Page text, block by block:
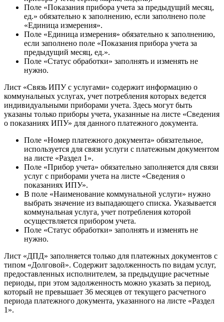
Поле «Показания прибора учета за предыдущий месяц,
ед.» обязательно к заполнению, если заполнено поле
«Единица измерения».
Поле «Единица измерения» обязательно к заполнению,
если заполнено поле «Показания прибора учета за
предыдущий месяц, ед.».
Поле «Статус обработки» заполнять и изменять не
нужно.
Лист «Связь ИПУ с услугами» содержит информацию о
коммунальных услугах, учет потребления которых ведется
индивидуальными приборами учета. Здесь могут быть
указаны только приборы учета, указанные на листе «Сведения
о показаниях ИПУ» для данного платежного документа.
Поле «Номер платежного документа» обязательное,
используется для связи услуги с платежным документом
на листе «Раздел 1».
Поле «Прибор учета» обязательно заполняется для связи
услуг с приборами учета на листе «Сведения о
показаниях ИПУ».
В поле «Наименование коммунальной услуги» нужно
выбрать значение из выпадающего списка. Указывается
коммунальная услуга, учет потребления которой
осуществляется прибором учета.
Поле «Статус обработки» заполнять и изменять не
нужно.
Лист «ДПД» заполняется только для платежных документов с
типом «Долговой». Содержит задолженность по видам услуг,
предоставленных исполнителем, за предыдущие расчетные
периоды, при этом задолженность можно указать за период,
который не превышает 36 месяцев от текущего расчетного
периода платежного документа, указанного на листе «Раздел
1».